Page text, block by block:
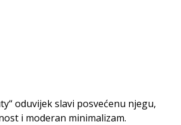
oduvijek slavi posvećenu njegu,
i moderan minimalizam.